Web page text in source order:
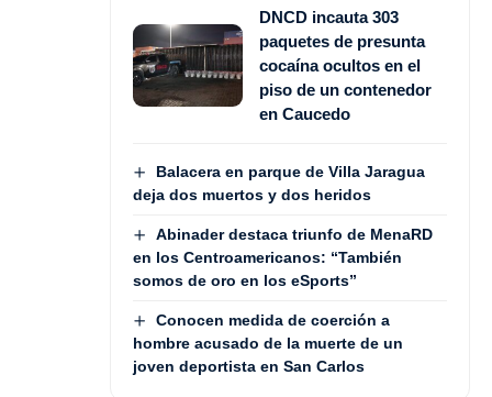
DNCD incauta 303
paquetes de presunta
cocaína ocultos en el
piso de un contenedor
en Caucedo
Balacera en parque de Villa Jaragua
deja dos muertos y dos heridos
Abinader destaca triunfo de MenaRD
en los Centroamericanos: “También
somos de oro en los eSports”
Conocen medida de coerción a
hombre acusado de la muerte de un
joven deportista en San Carlos